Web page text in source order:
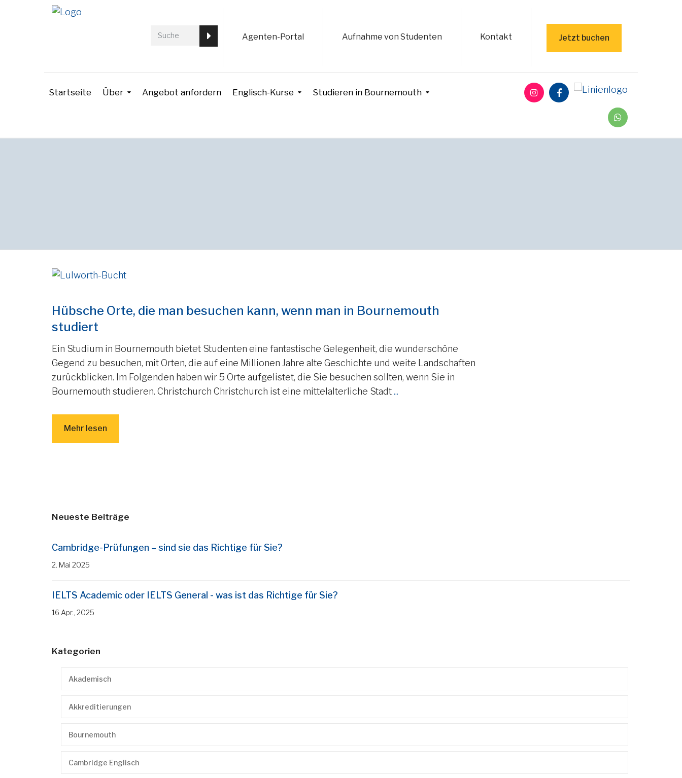
Agenten-Portal Aufnahme von Studenten Kontakt Jetzt buchen
Startseite Über Angebot anfordern Englisch-Kurse Studieren in Bournemouth
Hübsche Orte, die man besuchen kann, wenn man in Bournemouth
studiert
Ein Studium in Bournemouth bietet Studenten eine fantastische Gelegenheit, die wunderschöne
Gegend zu besuchen, mit Orten, die auf eine Millionen Jahre alte Geschichte und weite Landschaften
zurückblicken. Im Folgenden haben wir 5 Orte aufgelistet, die Sie besuchen sollten, wenn Sie in
Bournemouth studieren. Christchurch Christchurch ist eine mittelalterliche Stadt...
Mehr lesen
Neueste Beiträge
Cambridge-Prüfungen – sind sie das Richtige für Sie?
2. Mai 2025
IELTS Academic oder IELTS General - was ist das Richtige für Sie?
16 Apr., 2025
Kategorien
Akademisch
Akkreditierungen
Bournemouth
Cambridge Englisch